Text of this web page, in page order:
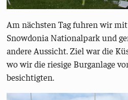
Am nächsten Tag fuhren wir
Snowdonia Nationalpark und
andere Aussicht. Ziel war die
wo wir die riesige Burganlage
besichtigten.